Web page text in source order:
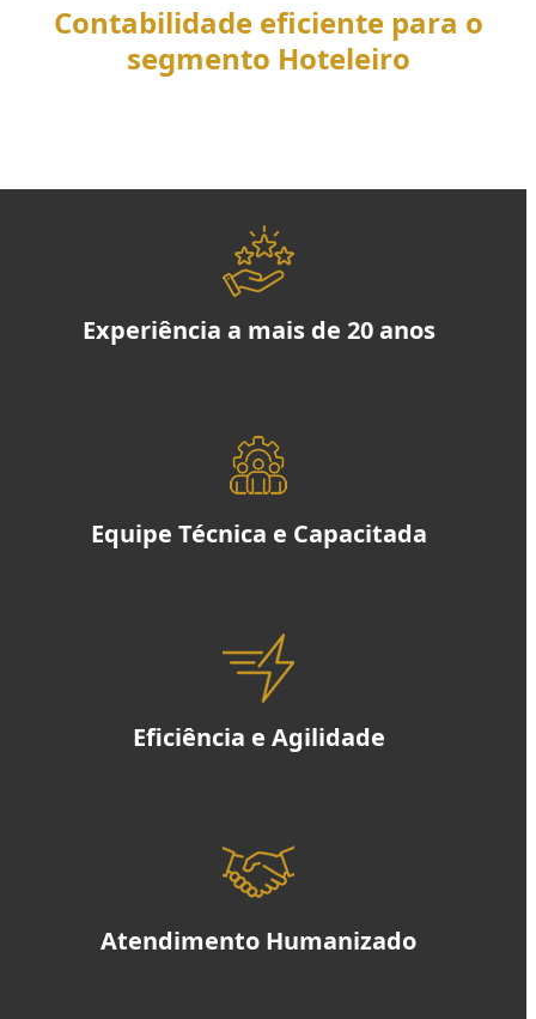
Contabilidade eficiente para o
segmento Hoteleiro
Experiência a mais de 20 anos
Equipe Técnica e Capacitada
Eficiência e Agilidade
Atendimento Humanizado